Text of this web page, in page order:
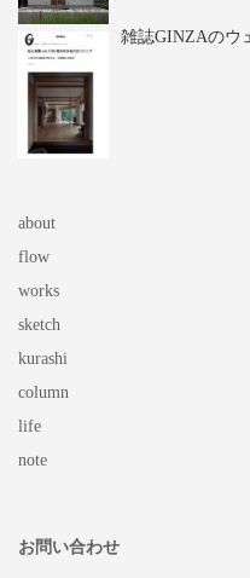
雑誌GINZAのウ
about
flow
works
sketch
kurashi
column
life
note
お問い合わせ